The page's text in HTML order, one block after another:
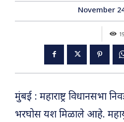
November
मुंबई : महाराष्ट्र विधानसभा
भरघोस यश मिळाले आहे.